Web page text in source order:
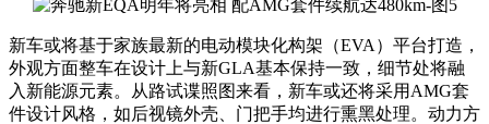
新车或将基于家族最新的电动模块化构架（EVA）平台打造，
外观方面整车在设计上与新GLA基本保持一致，细节处将融
入新能源元素。从路试谍照图来看，新车或还将采用AMG套
件设计风格，如后视镜外壳、门把手均进行熏黑处理。动力方